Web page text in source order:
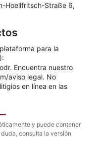
Hoellfritsch-Straße 6,
para la
Encuentra nuestro
aviso legal. No
en línea en las
y puede contener
consulta la versión